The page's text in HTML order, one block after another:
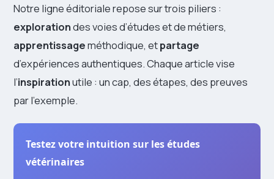
Notre ligne éditoriale repose sur trois piliers :
explorationdes voies d’études et de métiers,
apprentissageméthodique, etpartage
d’expériences authentiques. Chaque article vise
l’inspirationutile : un cap, des étapes, des preuves
par l’exemple.
Testez votre intuition sur les études
vétérinaires